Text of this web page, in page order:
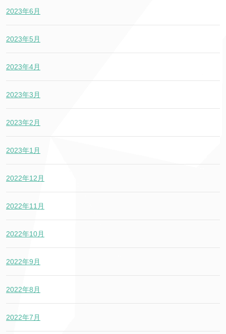
2023年6月
2023年5月
2023年4月
2023年3月
2023年2月
2023年1月
2022年12月
2022年11月
2022年10月
2022年9月
2022年8月
2022年7月